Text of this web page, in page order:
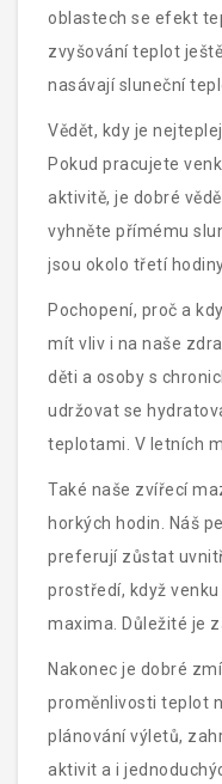
oblastech se efekt
zvyšování teplot
nasávají sluneční
což prodlužuje dobu,
na venkově, kde je
méně výrazný.
Vědět, kdy je
Pokud pracujete
aktivitě, je dobré
vyhněte přímému
jsou okolo třetí
indoor aktivity na
předcházet přehřátí a
Pochopení, proč a
mít vliv i na naše
děti a osoby s
udržovat se
teplotami. V letních
vážným zdravotním
doporučeními
nejteplejší části dne.
Také naše zvířecí
horkých hodin. Náš
preferují zůstat
prostředí, když
maxima. Důležité je
pokud možno,
nejteplejších
Nakonec je dobré
proměnlivosti teplot
plánování výletů,
aktivit a i